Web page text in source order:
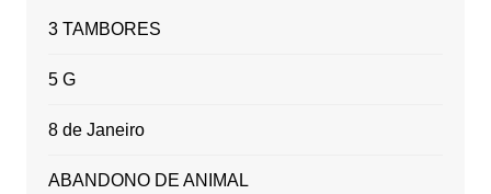
3 TAMBORES
5 G
8 de Janeiro
ABANDONO DE ANIMAL